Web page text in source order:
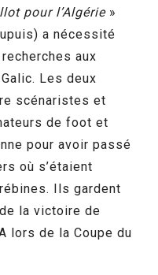
pour l’Algérie»
a nécessité
aux
Les deux
scénaristes et
de foot et
pour avoir passé
où s’étaient
Ils gardent
la victoire de
lors de la Coupe du